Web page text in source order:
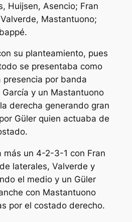
Huijsen, Asencio; Fran
Mastantuono;
su planteamiento, pues
se presentaba como
por banda
y un Mastantuono
derecha generando gran
Güler quien actuaba de
más un 4-2-3-1 con Fran
laterales, Valverde y
el medio y un Güler
con Mastantuono
por el costado derecho.